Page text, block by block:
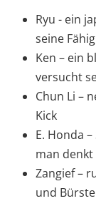
Ryu - ein
seine
Ken – ein
versucht
Chun Li –
Kick
E. Honda
man denkt
Zangief –
und